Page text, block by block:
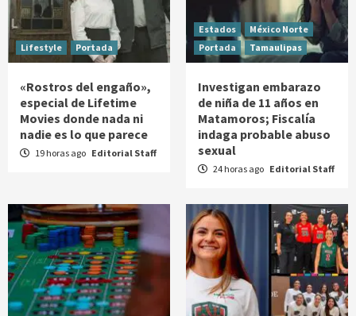
Lifestyle Portada
«Rostros del engaño»,
especial de Lifetime
Movies donde nada ni
nadie es lo que parece
19 horas ago Editorial Staff
Estados
México Norte
Portada
Tamaulipas
Investigan embarazo
de niña de 11 años en
Matamoros; Fiscalía
indaga probable abuso
sexual
24 horas ago Editorial Staff